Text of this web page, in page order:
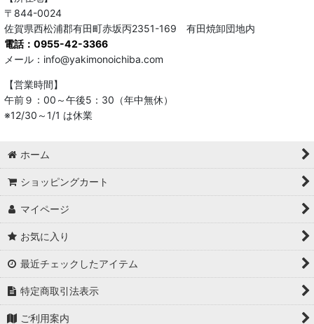
〒844-0024
佐賀県西松浦郡有田町赤坂丙2351-169 有田焼卸団地内
電話：0955-42-3366
メール：info@yakimonoichiba.com
【営業時間】
午前９：00～午後5：30（年中無休）
※12/30～1/1 は休業
ホーム
ショッピングカート
マイページ
お気に入り
最近チェックしたアイテム
特定商取引法表示
ご利用案内